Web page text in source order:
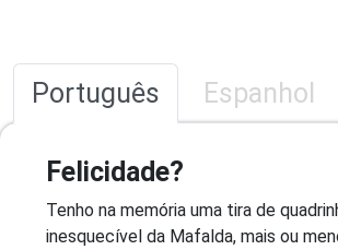
Português Espanhol
Felicidade?
Tenho na memória uma tira de
inesquecível da Mafalda, mais ou